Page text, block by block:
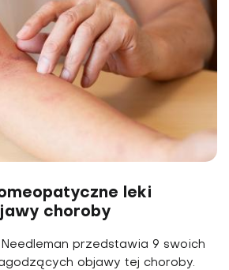
leki
choroby
przedstawia 9 swoich
objawy tej choroby.